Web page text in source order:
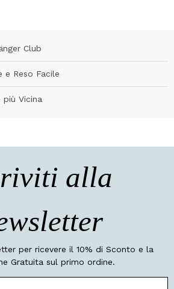
Club
e Reso Facile
Vicina
alla
per ricevere il 10% di Sconto e la
Gratuita sul primo ordine.